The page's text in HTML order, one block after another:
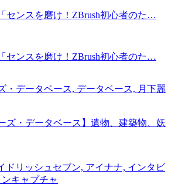
センスを磨け！ZBrush初心者のた…
センスを磨け！ZBrush初心者のた…
・データベース, データベース, 月下麗
ズ・データベース】遺物、建築物、妖
ドリッシュセブン, アイナナ, インタビ
キャプチャ